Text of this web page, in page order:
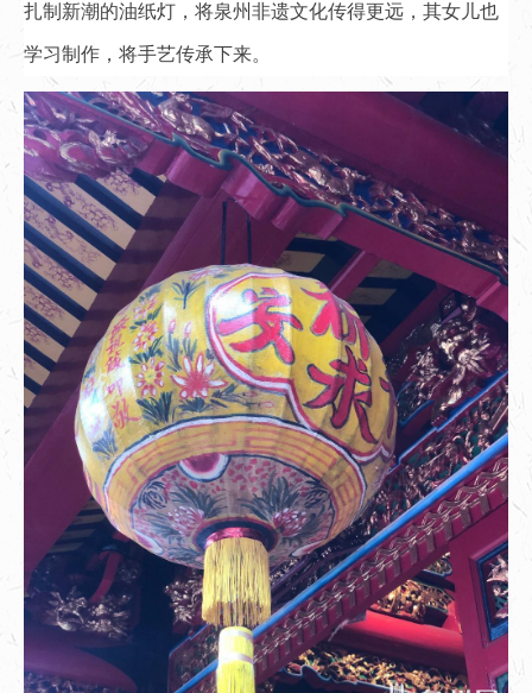
扎制新潮的油纸灯，将泉州非遗文化传得更远，其女儿也
学习制作，将手艺传承下来。